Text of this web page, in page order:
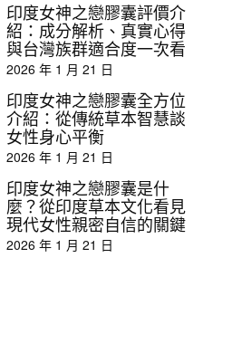
印度女神之戀膠囊評價介
紹：成分解析、真實心得
與台灣族群適合度一次看
2026 年 1 月 21 日
印度女神之戀膠囊全方位
介紹：從傳統草本智慧談
女性身心平衡
2026 年 1 月 21 日
印度女神之戀膠囊是什
麼？從印度草本文化看見
現代女性親密自信的關鍵
2026 年 1 月 21 日